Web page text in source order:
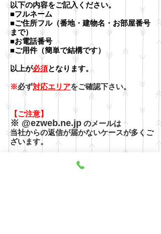
以下の内容をご記入ください。
■フルネーム
■ご住所フル（番地・建物名・お部屋番号
まで）
■お電話番号
■ご用件（簡単で結構です）
以上が必須となります。
※必ず対応エリアをご確認下さい。
​【ご注意】
※ @ezweb.ne.jp のメールは
当社からの返信が届かないケースが多くご
ざいます。
をご利用のお客様は
できるだけLINEからのご連絡をお願いい